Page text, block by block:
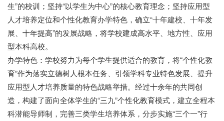
生”的校训；坚持“以学生为中心”的核心教育理念；坚持应用型
人才培养定位和个性化教育办学特色，确立“十年建校、十年发
展、十年提高”的发展战略，将学校建成高水平、地方性、应用
型本科高校。
办学特色：学校努力为每个学生提供适合的教育，将“个性化教
育”作为落实立德树人根本任务、引领学科专业特色发展、提升
应用型人才培养质量的特色战略举措。经过十余年的共同创
造，构建了面向全体学生的“三九”个性化教育模式，建立全程本
科潜能导师制，完善三类学生培养体系，分步实施“三个一”行